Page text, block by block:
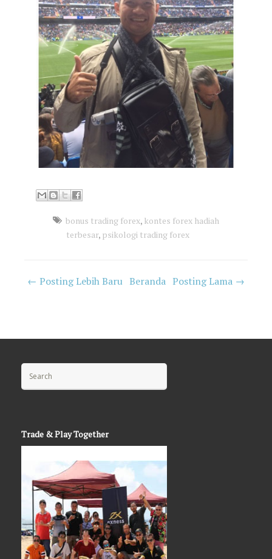
bonus trading forex, kontes forex hadiah
terbesar, psikologi trading forex
← Posting Lebih Baru Posting Lama →
Beranda
Trade & Play Together